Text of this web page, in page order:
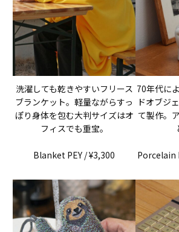
洗濯しても乾きやすいフリース
ブランケット。軽量ながらすっ
ぽり身体を包む大判サイズはオ
フィスでも重宝。
Blanket PEY / ¥3,300
70年代に
ドオブジ
て製作。
Porcelain